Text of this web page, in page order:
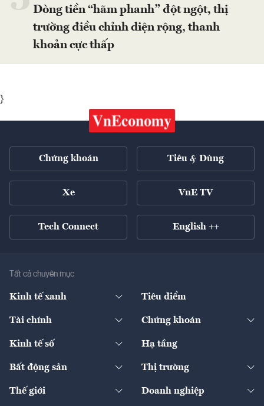
Dòng tiền “hãm phanh” đột ngột, thị
trường điều chỉnh diện rộng, thanh
khoản cực thấp
}
Chứng khoán Tiêu & Dùng
Xe VnE TV
Tech Connect English ++
Tất cả chuyên mục
Kinh tế xanh
Diễn đàn
Tiêu điểm
Tài chính
Ngân hàng
Bảo hiểm
Chứng khoán
Doanh nghiệp niêm yết
Kinh tế số
Sản phẩm - Thị trường
Hạ tầng
Bất động sản
Chính sách
Thị trường
Thế giới Doanh nghiệp